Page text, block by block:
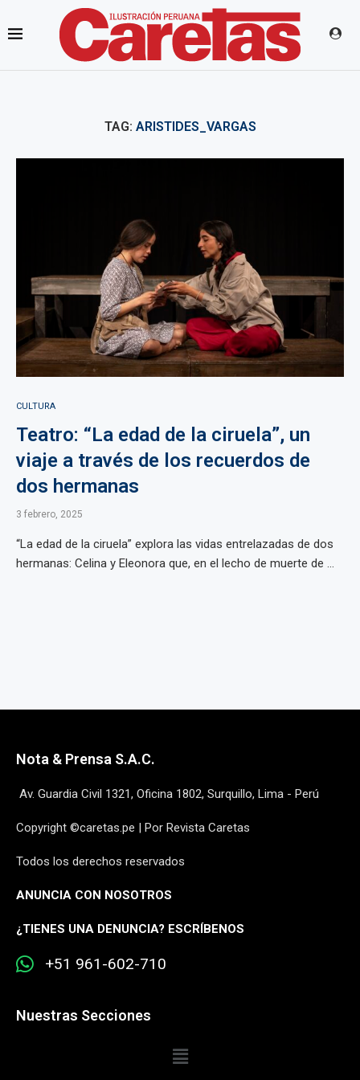
TAG: ARISTIDES_VARGAS
CULTURA
Teatro: “La edad de la ciruela”, un
viaje a través de los recuerdos de
dos hermanas
3 febrero, 2025
“La edad de la ciruela” explora las vidas entrelazadas de dos
hermanas: Celina y Eleonora que, en el lecho de muerte de ...
Nota & Prensa S.A.C.
Av. Guardia Civil 1321, Oficina 1802, Surquillo, Lima - Perú
Copyright ©caretas.pe | Por Revista Caretas
Todos los derechos reservados
ANUNCIA CON NOSOTROS
¿TIENES UNA DENUNCIA? ESCRÍBENOS
+51 961-602-710
Nuestras Secciones